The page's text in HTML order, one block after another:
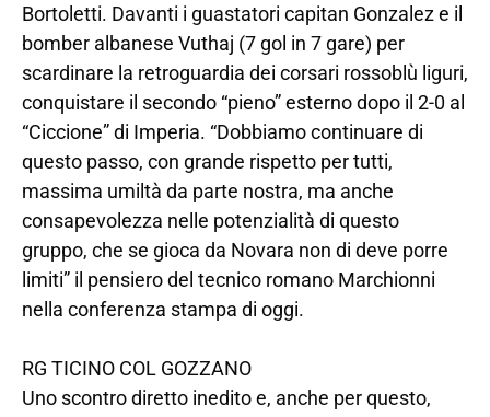
Bortoletti. Davanti i guastatori capitan Gonzalez e il
bomber albanese Vuthaj (7 gol in 7 gare) per
scardinare la retroguardia dei corsari rossoblù liguri,
conquistare il secondo “pieno” esterno dopo il 2-0 al
“Ciccione” di Imperia. “Dobbiamo continuare di
questo passo, con grande rispetto per tutti,
massima umiltà da parte nostra, ma anche
consapevolezza nelle potenzialità di questo
gruppo, che se gioca da Novara non di deve porre
limiti” il pensiero del tecnico romano Marchionni
nella conferenza stampa di oggi.
RG TICINO COL GOZZANO
Uno scontro diretto inedito e, anche per questo,